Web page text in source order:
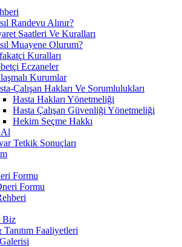
Randevu Alınır?
Saatleri Ve Kuralları
Muayene Olurum?
Kuralları
Eczaneler
Kurumlar
Çalışan Hakları Ve Sorumlulukları
Hasta Hakları Yönetmeliği
Hasta Çalışan Güvenliği Yönetmeliği
Hekim Seçme Hakkı
Al
Tetkik Sonuçları
Formu
Formu
Biz
Faaliyetleri